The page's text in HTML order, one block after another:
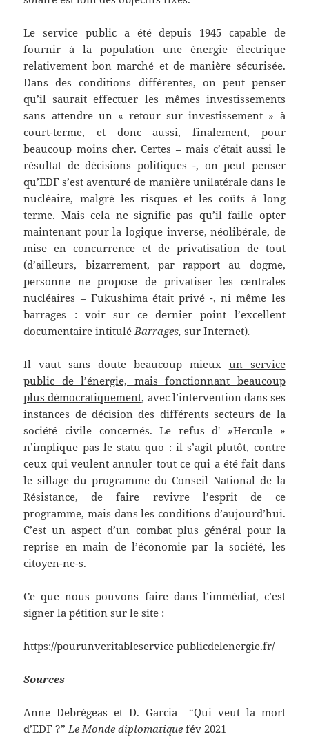
Le service public a été depuis 1945 capable de
fournir à la population une énergie électrique
relativement bon marché et de manière sécurisée.
Dans des conditions différentes, on peut penser
qu’il saurait effectuer les mêmes investissements
sans attendre un « retour sur investissement » à
court-terme, et donc aussi, finalement, pour
beaucoup moins cher. Certes – mais c’était aussi le
résultat de décisions politiques -, on peut penser
qu’EDF s’est aventuré de manière unilatérale dans le
nucléaire, malgré les risques et les coûts à long
terme. Mais cela ne signifie pas qu’il faille opter
maintenant pour la logique inverse, néolibérale, de
mise en concurrence et de privatisation de tout
(d’ailleurs, bizarrement, par rapport au dogme,
personne ne propose de privatiser les centrales
nucléaires – Fukushima était privé -, ni même les
barrages : voir sur ce dernier point l’excellent
documentaire intituléBarrages,sur Internet).
Il vaut sans doute beaucoup mieux un service
public de l’énergie, mais fonctionnant beaucoup
plus démocratiquement, avec l’intervention dans ses
instances de décision des différents secteurs de la
société civile concernés. Le refus d' »Hercule »
n’implique pas le statu quo : il s’agit plutôt, contre
ceux qui veulent annuler tout ce qui a été fait dans
le sillage du programme du Conseil National de la
Résistance, de faire revivre l’esprit de ce
programme, mais dans les conditions d’aujourd’hui.
C’est un aspect d’un combat plus général pour la
reprise en main de l’économie par la société, les
citoyen-ne-s.
Ce que nous pouvons faire dans l’immédiat, c’est
signer la pétition sur le site :
https://pourunveritableservice publicdelenergie.fr/
Sources
Anne Debrégeas et D. Garcia “Qui veut la mort
d’EDF ?”Le Monde diplomatique fév 2021